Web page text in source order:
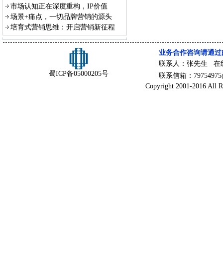
市场认知正在深度重构，IP价值
场景+痛点，一切品牌营销的源头
培育式营销思维：开启营销新征程
蜀ICP备05000205号
业务合作咨询请通
联系人：张先生 在
联系信箱：
Copyright 2001-2016 All